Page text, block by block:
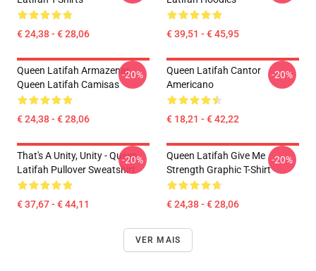
€ 24,38 - € 28,06 € 39,51 - € 45,95
Queen Latifah Armazenar
Queen Latifah Camisas
€ 24,38 - € 28,06
-20%
Queen Latifah Cantor
Americano
€ 18,21 - € 42,22
-20%
That's A Unity, Unity - Queen
Latifah Pullover Sweatshirt
€ 37,67 - € 44,11
-20%
Queen Latifah Give Me
Strength Graphic T-Shirt
€ 24,38 - € 28,06
-20%
VER MAIS